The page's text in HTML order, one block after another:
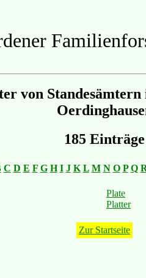
von
185 Einträge
C D E F G H I J K L M N O P Q
Plate
Platter
Zur Startseite